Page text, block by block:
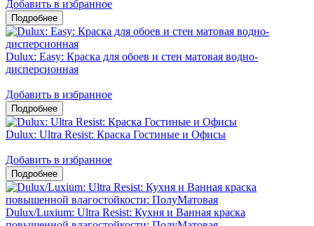
Добавить в избранное
Dulux: Easy: Краска для обоев и стен матовая водно-
дисперсионная
Добавить в избранное
Dulux: Ultra Resist: Краска Гостиные и Офисы
Добавить в избранное
Dulux/Luxium: Ultra Resist: Кухня и Ванная краска